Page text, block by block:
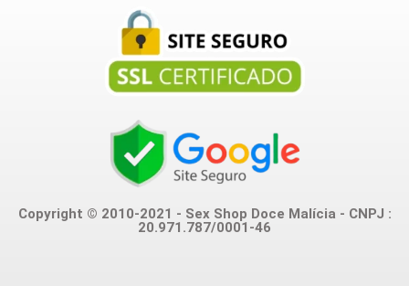
Copyright © 2010-2021 - Sex Shop Doce Malícia - CNPJ :
20.971.787/0001-46